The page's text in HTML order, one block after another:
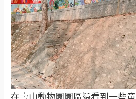
在壽山動物園園區還看到一些